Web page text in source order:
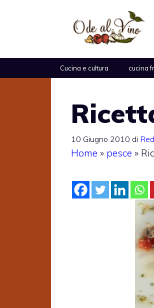
Cucina e cultura cucina
10 Giugno 2010 di
Home » pesce »